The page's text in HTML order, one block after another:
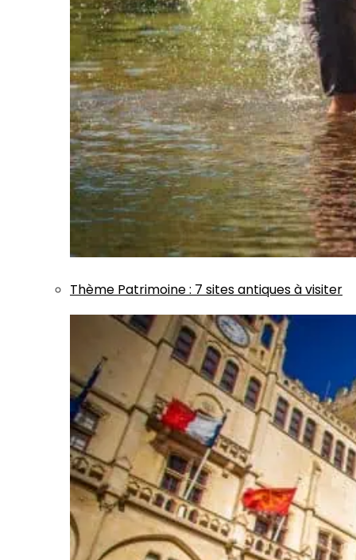
Thème Patrimoine: 7 sites antiques à visiter